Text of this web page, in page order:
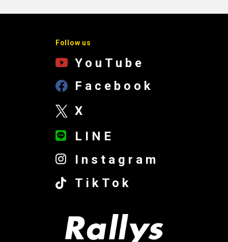
Follow us
YouTube
Facebook
X
LINE
Instagram
TikTok